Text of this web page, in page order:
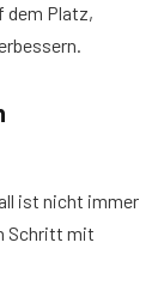
dem Platz,
ist nicht immer
Schritt mit